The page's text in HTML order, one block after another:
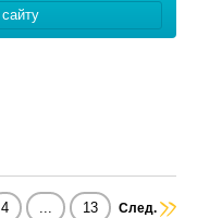
4 ... 13 След.